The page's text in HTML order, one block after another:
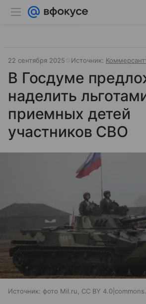
22 сентября 2025 Источник:
В Госдуме
наделить
приемных детей
участников СВО
Источник: фото Mil.ru, CC BY